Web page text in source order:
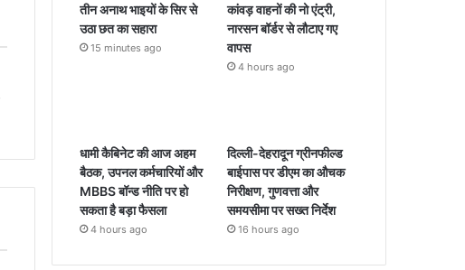
तीन अनाथ भाइयों के सिर से
उठा छत का सहारा
15 minutes ago
कांवड़ वाहनों की नो एंट्री,
नारसन बॉर्डर से लौटाए गए
वापस
4 hours ago
धामी कैबिनेट की आज अहम
बैठक, उपनल कर्मचारियों और
MBBS बॉन्ड नीति पर हो
सकता है बड़ा फैसला
4 hours ago
दिल्ली-देहरादून ग्रीनफील्ड
बाईपास पर डीएम का औचक
निरीक्षण, गुणवत्ता और
समयसीमा पर सख्त निर्देश
16 hours ago